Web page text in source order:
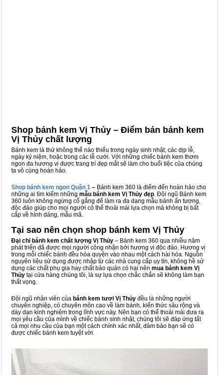
Shop bánh kem Vị Thủy – Điểm bán bánh kem
Vị Thủy chất lượng
Bánh kem là thứ không thể nào thiếu trong ngày sinh nhật, các dịp lễ,
ngày kỷ niệm, hoặc trong các lễ cưới. Với những chiếc bánh kem thơm
ngon đa hương vị được trang trí đẹp mắt sẽ làm cho buổi tiệc của chúng
ta vô cùng hoàn hảo.
Shop bánh kem ngon Quận 1 – Bánh kem 360 là điểm đến hoàn hảo cho
những ai tìm kiếm những mẫu bánh kem Vị Thủy đẹp. Đội ngũ Bánh kem
360 luôn không ngừng cố gắng để làm ra đa dạng mẫu bánh ấn tượng,
độc đáo giúp cho mọi người có thể thoải mái lựa chọn mà không bị bất
cấp về hình dáng, mẫu mã.
Tại sao nên chọn shop bánh kem Vị Thủy
Đại chỉ bánh kem chất lượng Vị Thủy – Bánh kem 360 qua nhiều năm
phát triển đã được mọi người công nhận bởi hương vị độc đáo. Hương vị
trong mỗi chiếc bánh đều hòa quyện vào nhau một cách hài hòa. Nguồn
nguyên liệu sử dụng được nhập từ các nhà cung cấp uy tín, không hề sử
dụng các chất phụ gia hay chất bảo quản có hại nên mua bánh kem Vị
Thủy tại cửa hàng chúng tôi, là sự lựa chọn chắc chắn sẽ không làm bạn
thất vọng.
Đội ngũ nhân viên của bánh kem tươi Vị Thủy đều là những người
chuyên nghiệp, có chuyên môn cao về làm bánh, kiến thức sâu rộng và
dày dạn kinh nghiệm trong lĩnh vực này. Nên bạn có thể thoải mái đưa ra
mọi yêu cầu của mình về chiếc bánh sinh nhật, chúng tôi sẽ đáp ứng tất
cả mọi nhu cầu của bạn một cách chính xác nhất, đảm bảo bạn sẽ có
được chiếc bánh kem tuyệt vời.